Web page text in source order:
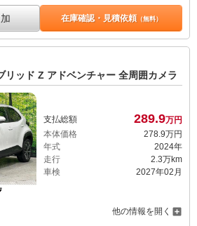
在庫確認・見積依頼（無料）
リッド Z アドベンチャー 全周囲カメラ
支払総額 289.9万円
本体価格
278. 9万円
年式
2024年
走行
2.3万km
車検
2027年02月
他の情報を開く